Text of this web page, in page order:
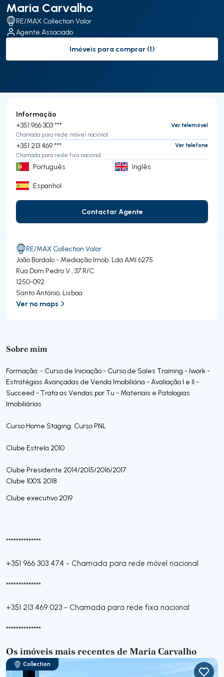
Maria Carvalho
RE/MAX Collection Valor
Agente Associado
to-buy-listing
Imóveis para comprar (1)
Sobre mim
Formação: - Curso de Iniciação - Curso de Sales Training - Iwork -
Estratégias Avançadas de Venda Imobiliária - Avaliação I e II -
Succeed - Trata as Vendas por Tu - Materiais e Patologias
Imobiliárias
Curso Home Staging. Curso PNL
Clube Estrela 2010
Clube Presidente 2014/2015/2016/2017
Clube 100% 2018
Clube executivo 2019
**************
+351 966 303 474 - Chamada para rede móvel nacional
**************
+351 213 469 023 - Chamada para rede fixa nacional
**************
Os imóveis mais recentes de Maria Carvalho
Collection
Informação
+351 966 303 ***
Ver telemóvel
Chamada para rede móvel nacional
+351 213 469 ***
Ver telefone
Chamada para rede fixa nacional
Português Inglês
Espanhol
Contactar Agente
Contactar Agente
RE/MAX Collection Valor
João Bordalo - Mediação Imob. Lda AMI 6275
Rua Dom Pedro V , 37 R/C
1250-092
Santo António, Lisboa
Ver no maps